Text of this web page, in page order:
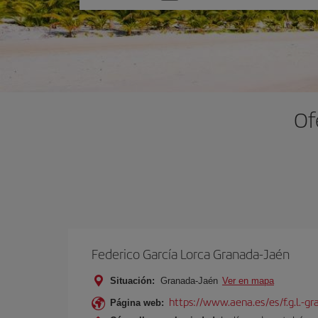
opción
Federico García Lorca Granada-Jaén
Situación: Granada-Jaén Ver en mapa
Página web: https://www.aena.es/es/f.g.l.-